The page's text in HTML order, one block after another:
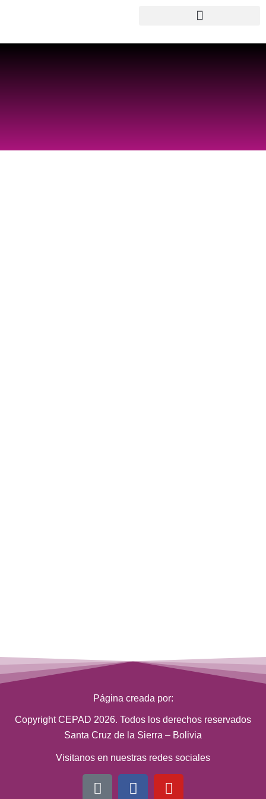
Página creada por:
Copyright CEPAD 2026. Todos los derechos reservados
Santa Cruz de la Sierra – Bolivia
Visitanos en nuestras redes sociales